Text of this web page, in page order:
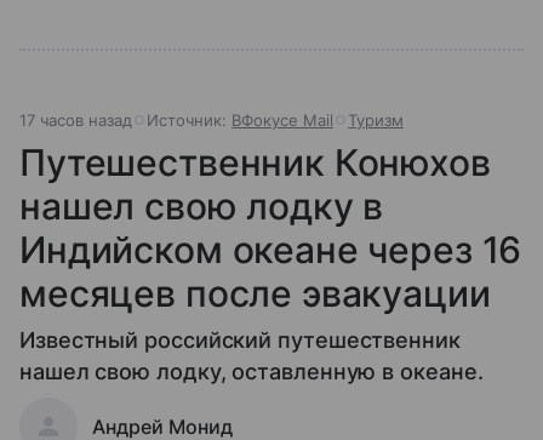
17 часов назад Источник: ВФокусе Mail Туризм
Путешественник Конюхов
нашел свою лодку в
Индийском океане через 16
месяцев после эвакуации
Известный российский путешественник
нашел свою лодку, оставленную в океане.
Андрей Монид